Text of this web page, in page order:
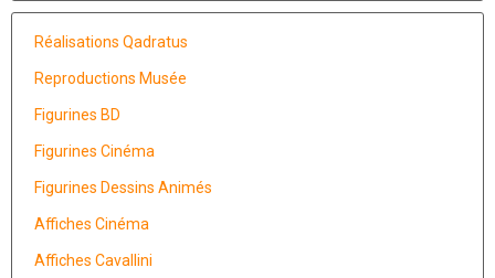
Réalisations Qadratus
Reproductions Musée
Figurines BD
Figurines Cinéma
Figurines Dessins Animés
Affiches Cinéma
Affiches Cavallini